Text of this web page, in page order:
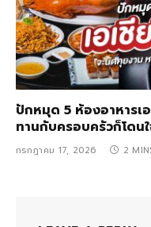
ปักหมุด 5 ห้องอาหารเ
ทานกับครอบครัวก็โดน
กรกฎาคม 17, 2026 2